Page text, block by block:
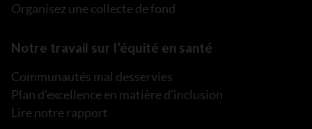
Organisez une collecte de fond
Notre travail sur l’équité en santé
Communautés mal desservies
Plan d’excellence en matière d’inclusion
Lire notre rapport